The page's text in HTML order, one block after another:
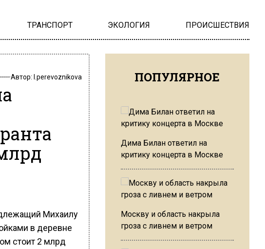
ТРАНСПОРТ ЭКОЛОГИЯ ПРОИСШЕСТВИЯ
Автор: l.perevoznikova
Михаилу
в деревне
стоит 2 млрд
ПОПУЛЯРНОЕ
Дима Билан ответил на
критику концерта в Москве
Москву и область накрыла
гроза с ливнем и ветром